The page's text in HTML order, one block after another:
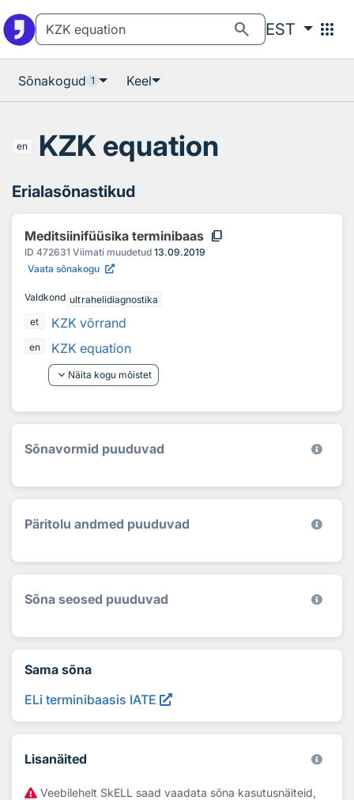
search EST apps
Sõnakogud 1 Keel
en KZK equation
Erialasõnastikud
Meditsiinifüüsika terminibaas content_copy
ID 472631 Viimati muudetud 13.09.2019
Vaata sõnakogu
Valdkond ultrahelidiagnostika
et
KZK võrrand
en
KZK equation
keyboard_arrow_down Näita kogu mõistet
Sõnavormid puuduvad
Päritolu andmed puuduvad
Sõna seosed puuduvad
Sama sõna
ELi terminibaasis IATE
Lisanäited
Veebilehelt SkELL saad vaadata sõna kasutusnäiteid,